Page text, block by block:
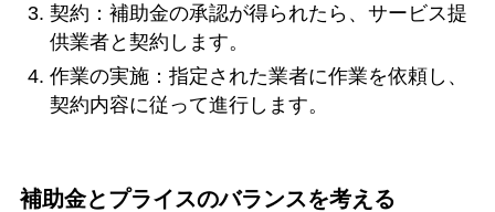
契約：補助金の承認が得られたら、サービス提
供業者と契約します。
作業の実施：指定された業者に作業を依頼し、
契約内容に従って進行します。
補助金とプライスのバランスを考える